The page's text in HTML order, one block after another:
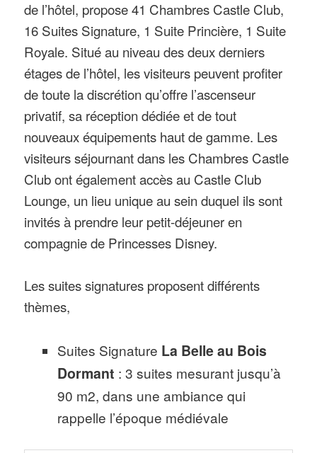
de l’hôtel, propose 41 Chambres Castle Club,
16 Suites Signature, 1 Suite Princière, 1 Suite
Royale. Situé au niveau des deux derniers
étages de l’hôtel, les visiteurs peuvent profiter
de toute la discrétion qu’offre l’ascenseur
privatif, sa réception dédiée et de tout
nouveaux équipements haut de gamme. Les
visiteurs séjournant dans les Chambres Castle
Club ont également accès au Castle Club
Lounge, un lieu unique au sein duquel ils sont
invités à prendre leur petit-déjeuner en
compagnie de Princesses Disney.
Les suites signatures proposent différents
thèmes,
Suites Signature La Belle au Bois
Dormant : 3 suites mesurant jusqu’à
90 m2, dans une ambiance qui
rappelle l’époque médiévale